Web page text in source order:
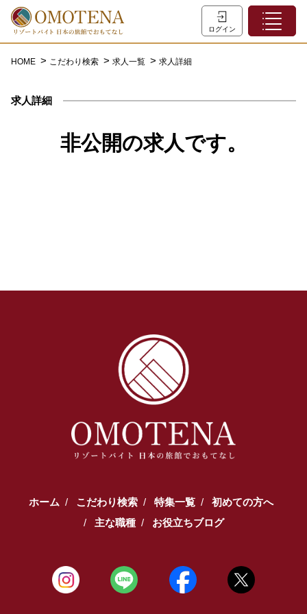
ログイン
ホーム
主な職種
初めての方へ
お問い合わせ
0120-932-959
HOME こだわり検索 求人一覧 求人詳細
求人詳細
非公開の求人です。
ホーム こだわり検索 特集一覧
初めての方へ
主な職種
お役立ちブログ